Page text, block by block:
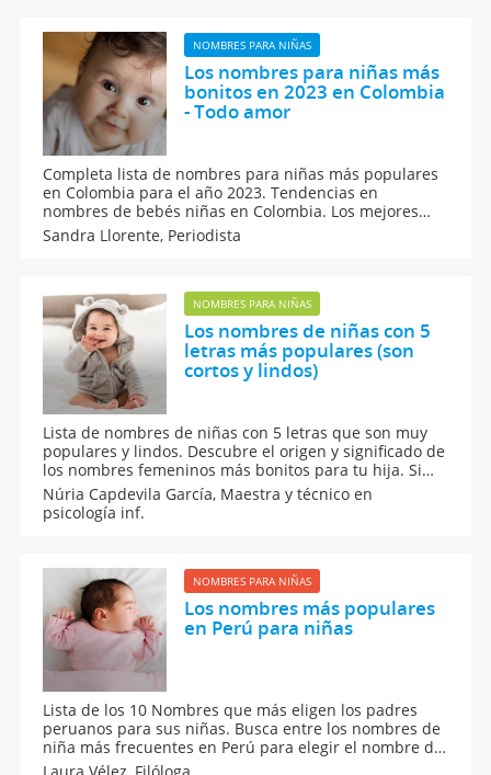
NOMBRES PARA NIÑAS
Los nombres para niñas más
bonitos en 2023 en Colombia
- Todo amor
Completa lista de nombres para niñas más populares
en Colombia para el año 2023. Tendencias en
nombres de bebés niñas en Colombia. Los mejores
nombres para niñas en Colombia con su origen y
significado. Encuentra en esta lista el nombre perfecto
Sandra Llorente, Periodista
NOMBRES PARA NIÑAS
Los nombres de niñas con 5
letras más populares (son
cortos y lindos)
Lista de nombres de niñas con 5 letras que son muy
populares y lindos. Descubre el origen y significado de
los nombres femeninos más bonitos para tu hija. Si
buscas nombres cortos para bebés niña revisa esta
lista de nombres para niñas: Laura, María, Lucía, Irene
y Marta. Mejores nombres de niña.
Núria Capdevila García, Maestra y técnico en
psicología inf.
NOMBRES PARA NIÑAS
Los nombres más populares
en Perú para niñas
Lista de los 10 Nombres que más eligen los padres
peruanos para sus niñas. Busca entre los nombres de
niña más frecuentes en Perú para elegir el nombre de
tu bebé. Si deseas ponerle un nombre peruano a tu